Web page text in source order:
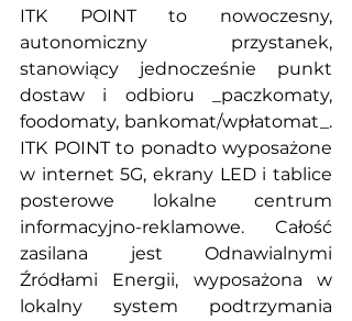
ITK POINT to nowoczesny,
autonomiczny przystanek,
stanowiący jednocześnie punkt
dostaw i odbioru _paczkomaty,
foodomaty, bankomat/wpłatomat_.
ITK POINT to ponadto wyposażone
w internet 5G, ekrany LED i tablice
posterowe lokalne centrum
informacyjno-reklamowe. Całość
zasilana jest Odnawialnymi
Źródłami Energii, wyposażona w
lokalny system podtrzymania